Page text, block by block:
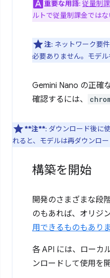
重要な用語: 従量制
ルトで従量制課金では
注: ネットワーク要
必要ありません。モデ
Gemini Nano の正確
確認するには、
**注**: ダウンロード後に
れると、モデルは再ダウンロ
構築を開始
開発のさまざまな段階
のもあれば、オリジ
用できるものもあり
各 API には、ローカ
ンロードして使用を